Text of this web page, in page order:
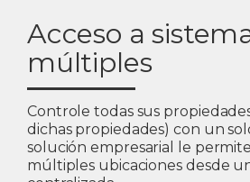
Acceso a
múltiples
Controle todas sus
dichas propiedades) con un
solución empresarial le
múltiples ubicaciones desde